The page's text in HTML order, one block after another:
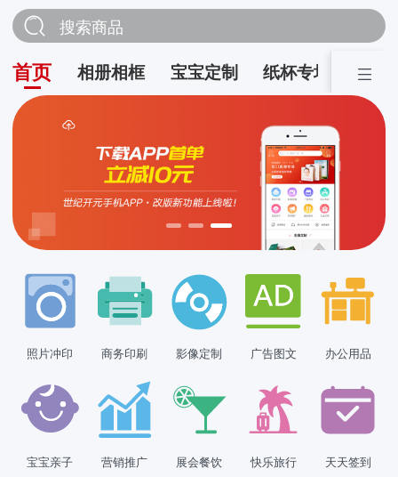
搜索商品
首页 相册相框 宝宝定制 纸杯专场 营销
照片冲印 商务印刷 影像定制 广告图文 办公用品
宝宝亲子 营销推广 展会餐饮 快乐旅行 天天签到